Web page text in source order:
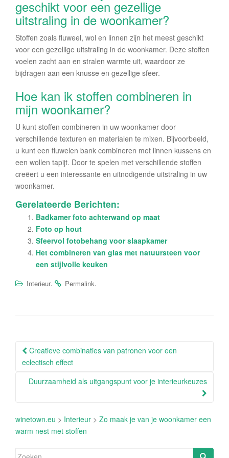
geschikt voor een gezellige
uitstraling in de woonkamer?
Stoffen zoals fluweel, wol en linnen zijn het meest geschikt
voor een gezellige uitstraling in de woonkamer. Deze stoffen
voelen zacht aan en stralen warmte uit, waardoor ze
bijdragen aan een knusse en gezellige sfeer.
Hoe kan ik stoffen combineren in
mijn woonkamer?
U kunt stoffen combineren in uw woonkamer door
verschillende texturen en materialen te mixen. Bijvoorbeeld,
u kunt een fluwelen bank combineren met linnen kussens en
een wollen tapijt. Door te spelen met verschillende stoffen
creëert u een interessante en uitnodigende uitstraling in uw
woonkamer.
Gerelateerde Berichten:
Badkamer foto achterwand op maat
Foto op hout
Sfeervol fotobehang voor slaapkamer
Het combineren van glas met natuursteen voor
een stijlvolle keuken
Interieur. Permalink.
Berichtnavigatie
Creatieve combinaties van patronen voor een
eclectisch effect
Duurzaamheid als uitgangspunt voor je interieurkeuzes
winetown.eu > Interieur > Zo maak je van je woonkamer een
warm nest met stoffen
Zoeken